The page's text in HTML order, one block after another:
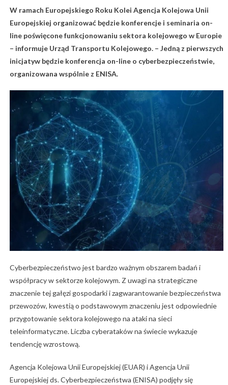
W ramach Europejskiego Roku Kolei Agencja Kolejowa Unii
Europejskiej organizować będzie konferencje i seminaria on-
line poświęcone funkcjonowaniu sektora kolejowego w Europie
– informuje Urząd Transportu Kolejowego. – Jedną z pierwszych
inicjatyw będzie konferencja on-line o cyberbezpieczeństwie,
organizowana wspólnie z ENISA.
Cyberbezpieczeństwo jest bardzo ważnym obszarem badań i
współpracy w sektorze kolejowym. Z uwagi na strategiczne
znaczenie tej gałęzi gospodarki i zagwarantowanie bezpieczeństwa
przewozów, kwestią o podstawowym znaczeniu jest odpowiednie
przygotowanie sektora kolejowego na ataki na sieci
teleinformatyczne. Liczba cyberataków na świecie wykazuje
tendencję wzrostową.
Agencja Kolejowa Unii Europejskiej (EUAR) i Agencja Unii
Europejskiej ds. Cyberbezpieczeństwa (ENISA) podjęły się